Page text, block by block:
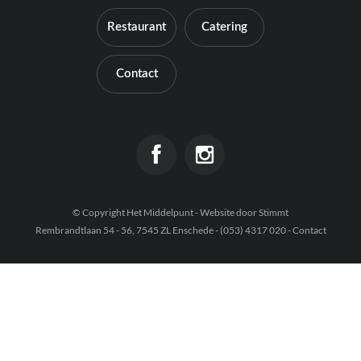
Contact
Restaurant Catering
Contact
© Copyright Het Middelpunt - Website doorStimmt
Rembrandtlaan 54 - 56, 7545 ZL Enschede - (053) 4317 020 -Contact